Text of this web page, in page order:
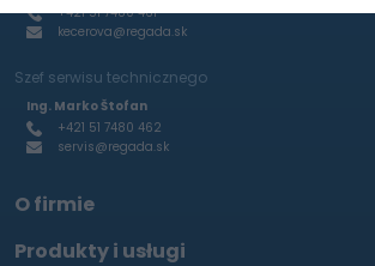
+421 51 7480 461
kecerova@regada.sk
Szef serwisu technicznego
Ing. Marko Štofan
+421 51 7480 462
servis@regada.sk
O firmie
Produkty i usługi